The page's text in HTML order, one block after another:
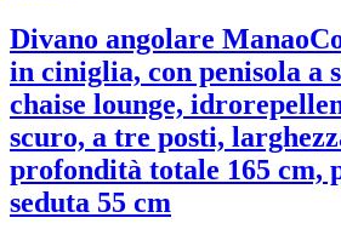
Divano angolare Manao
in ciniglia, con penisola a
chaise lounge,
scuro, a tre posti,
profondità totale 165 cm,
seduta 55 cm